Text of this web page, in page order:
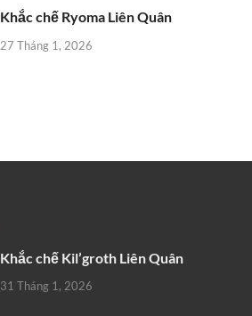
Khắc chế Ryoma Liên Quân
27 Tháng 1, 2026
Khắc chế Kil’groth Liên Quân
31 Tháng 1, 2026